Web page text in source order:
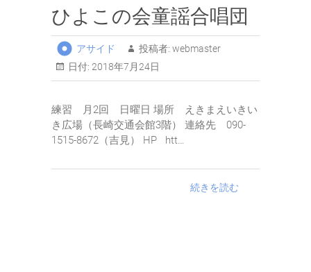
ひよこの会童謡合唱団
アサイド 投稿者: webmaster
日付: 2018年7月24日
練習 月2回 日曜日 場所 えきまえいきい
き広場（長崎交通会館3階） 連絡先 090-
1515-8672（吉見） HP htt…
続きを読む